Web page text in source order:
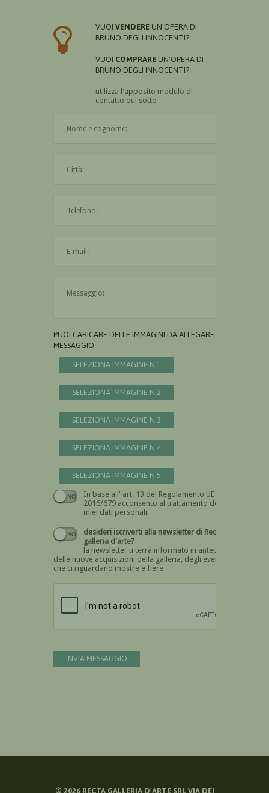
VUOI VENDERE UN'OPERA DI
BRUNO DEGLI INNOCENTI?
VUOI COMPRARE UN'OPERA DI
BRUNO DEGLI INNOCENTI?
utilizza l'apposito modulo di
contatto qui sotto
PUOI CARICARE DELLE IMMAGINI DA ALLEGARE AL
MESSAGGIO:
SELEZIONA IMMAGINE N.1
SELEZIONA IMMAGINE N.2
SELEZIONA IMMAGINE N.3
SELEZIONA IMMAGINE N.4
SELEZIONA IMMAGINE N.5
In base all' art. 13 del Regolamento UE n.
2016/679 acconsento al trattamento dei
miei dati personali
Devi dare il consenso
desideri iscriverti alla newsletter di Recta
galleria d'arte?
la newsletter ti terrà informato in anteprima
delle nuove acquisizioni della galleria, degli eventi
che ci riguardano mostre e fiere
INVIA MESSAGGIO
© 2026RECTA GALLERIA D'ARTE SRL VIA DEI